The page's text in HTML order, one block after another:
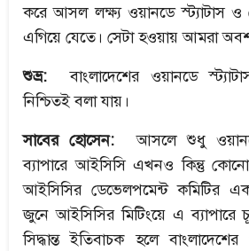
করে আসল লক্ষ্য ওয়ানডে স্ট্যাটাস ও
এগিয়ে যেতে। সেটা হওয়ায় আমরা
শুভ্র: বাংলাদেশের ওয়ানডে
নিশ্চিতই বলা যায়।
সাবের হোসেন:আসলে শুধু
ব্যাপারে আইসিসি এখনও কিন্তু কোনো
আইসিসির ডেভেলপমেন্ট কমিটির
জুনে আইসিসির মিটিংয়ে এ ব্যাপারে
সিদ্ধান্ত ইতিবাচক হলে